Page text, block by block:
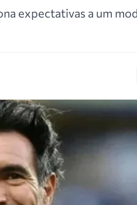
expectativas a um